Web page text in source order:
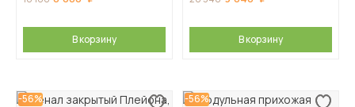
В корзину В корзину
-56% -56%